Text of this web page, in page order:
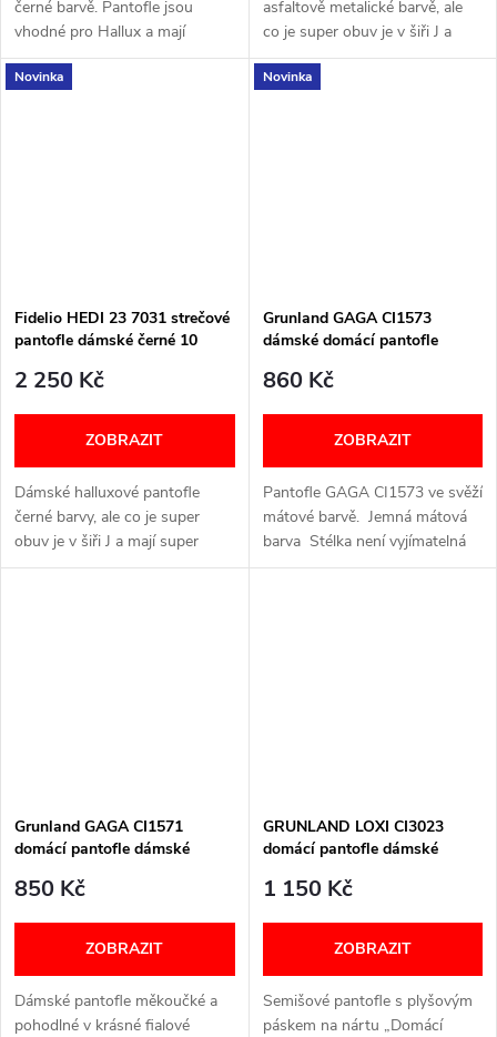
černé barvě. Pantofle jsou
vhodné pro Hallux a mají
vyjímatelnou stélku. Šířka: H
Velikostní tabulka níže v textu
asfaltově metalické barvě, ale
co je super obuv je v šiři J a
jsou super měkké jak došlap tak
pásky . Šířka: J Velikostní...
Novinka
Fidelio HEDI 23 7031 strečové
pantofle dámské černé 10
2 250 Kč
ZOBRAZIT
Dámské halluxové pantofle
černé barvy, ale co je super
obuv je v šiři J a mají super
měkký došlap a měkké pásky.
Novinka
Grunland GAGA CI1573
dámské domácí pantofle
860 Kč
ZOBRAZIT
Pantofle GAGA CI1573 ve svěží
mátové barvě. Jemná mátová
barva Stélka není vyjímatelná
Lehká konstrukce Zateplený
Grunland GAGA CI1571
domácí pantofle dámské
850 Kč
ZOBRAZIT
Dámské pantofle měkoučké a
pohodlné v krásné fialové
GRUNLAND LOXI CI3023
domácí pantofle dámské
1 150 Kč
ZOBRAZIT
Semišové pantofle s plyšovým
páskem na nártu „Domácí